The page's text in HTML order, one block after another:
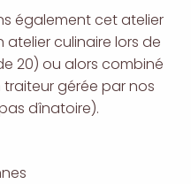
également cet atelier
atelier culinaire lors de
20) ou alors combiné
gérée par nos
dînatoire).